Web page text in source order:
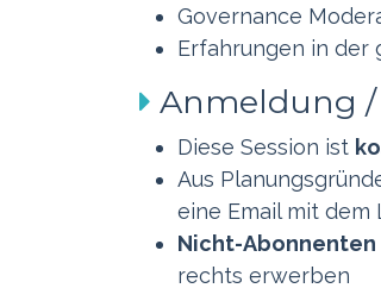
Governance
Erfahrungen in der
Anmeldung /
​Diese Session ist
Aus
eine Email mit
Nicht-Abonnenten
rechts erwerben